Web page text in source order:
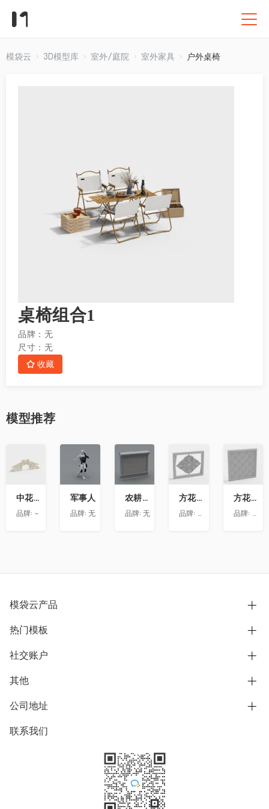
模袋云 3D模型库 室外/庭院 室外家具 户外桌椅
桌椅组合1
品牌： 无
尺寸： 无
收藏
模型推荐
藏
中花-12
品牌: -
收
藏
军事人
品牌:无
收
农耕文化墙
品牌: 无
收
藏
方花-020
品牌:
精品材质
收
方花-055
品牌:
精品
模袋云产品
别墅设计营销
模型协同展示分享
别墅社区
别墅模板
热门模板
欧式别墅
中式别墅
日式别墅
社交账户
B站
抖音
微信公众号
其他
用户服务协议
隐私政策
公司地址
上海市浦东新区东方路1215-1217号
联系我们